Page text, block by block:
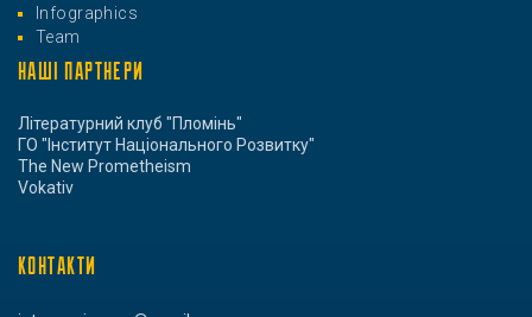
Infographics
Team
НАШІ ПАРТНЕРИ
Літературний клуб "Пломінь"
ГО "Інститут Національного Розвитку"
The New Prometheism
Vokativ
КОНТАКТИ